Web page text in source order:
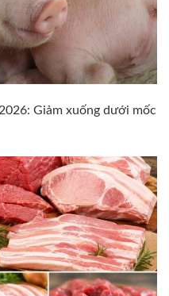
Giảm xuống dưới mốc